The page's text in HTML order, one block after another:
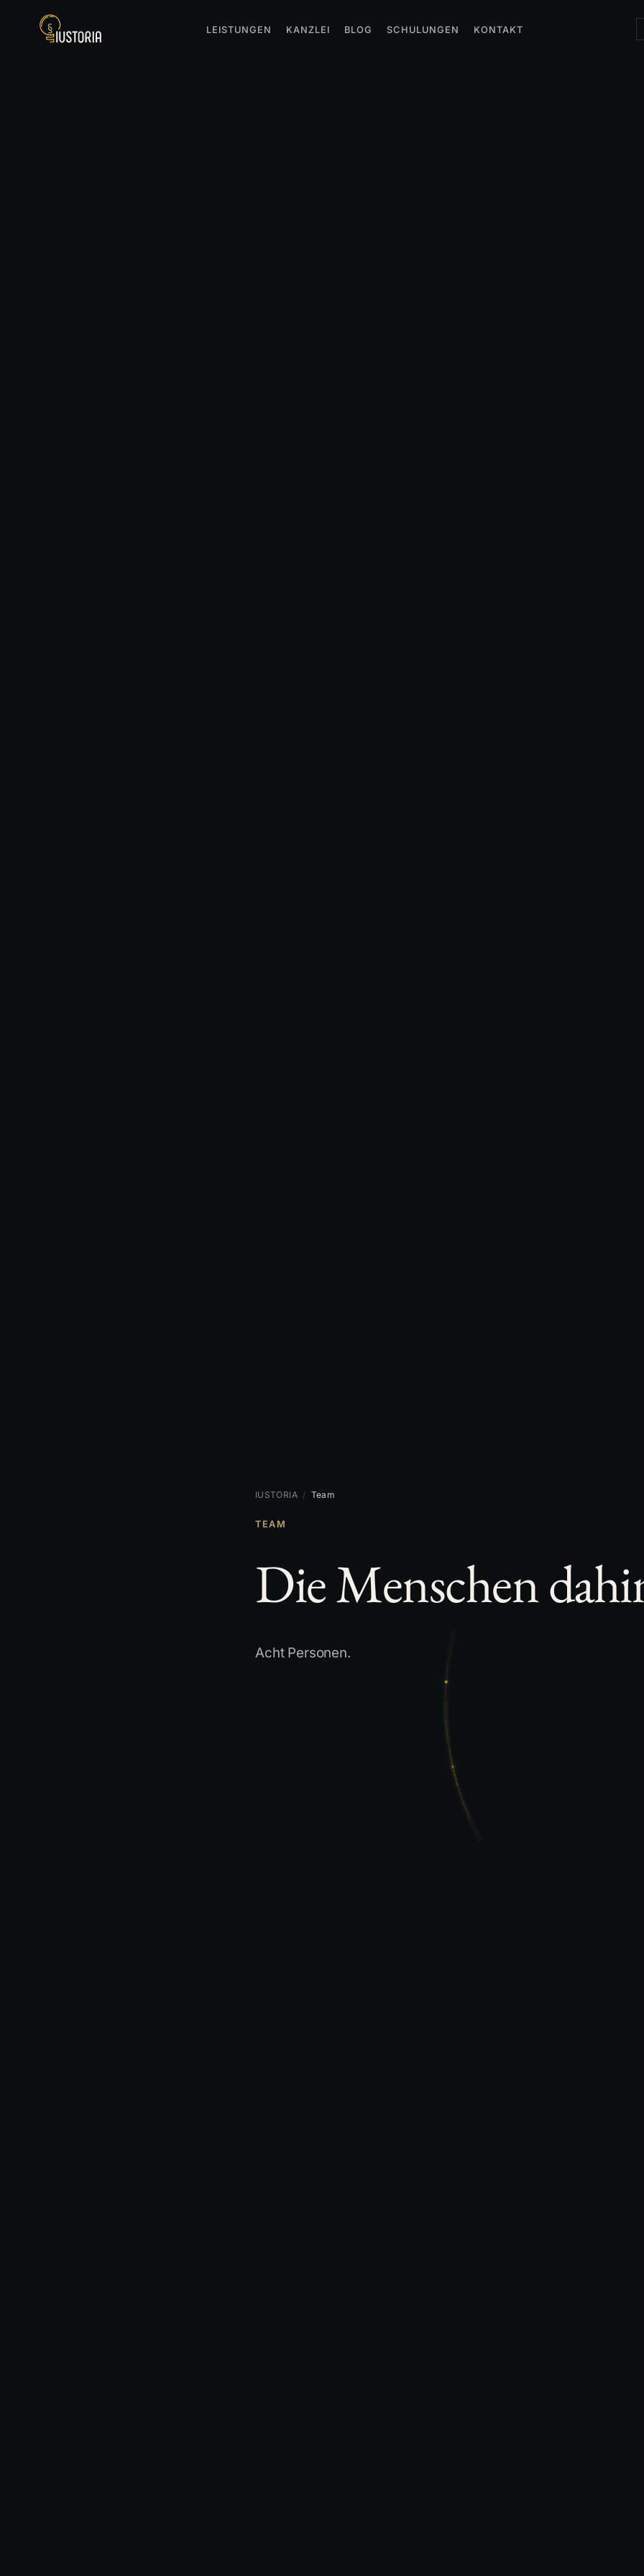
LEISTUNGEN KANZLEI BLOG SCHULUNGEN KONTAKT
IUSTORIA / Team
TEAM
Die Menschen
Acht Personen.